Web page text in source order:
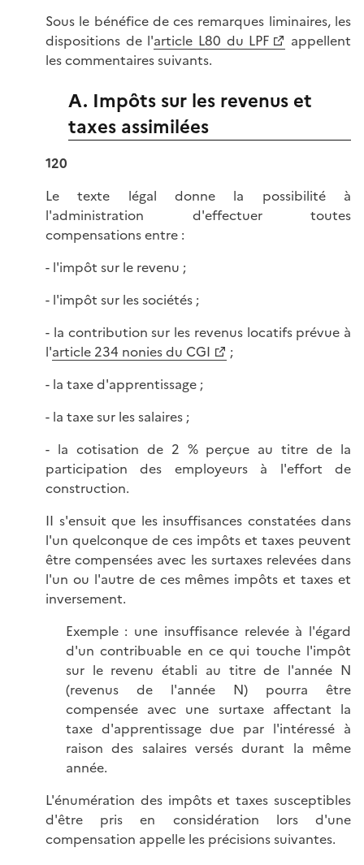
Sous le bénéfice de ces remarques liminaires, les
dispositions de l'article L80 du LPF
appellent
les commentaires suivants.
A. Impôts sur les revenus et
taxes assimilées
120
Le texte légal donne la possibilité à
l'administration d'effectuer toutes
compensations entre :
- l'impôt sur le revenu ;
- l'impôt sur les sociétés ;
- la contribution sur les revenus locatifs prévue à
l'article 234 nonies du CGI
;
- la taxe d'apprentissage ;
- la taxe sur les salaires ;
- la cotisation de 2 % perçue au titre de la
participation des employeurs à l'effort de
construction.
II s'ensuit que les insuffisances constatées dans
l'un quelconque de ces impôts et taxes peuvent
être compensées avec les surtaxes relevées dans
l'un ou l'autre de ces mêmes impôts et taxes et
inversement.
Exemple : une insuffisance relevée à l'égard
d'un contribuable en ce qui touche l'impôt
sur le revenu établi au titre de l'année N
(revenus de l'année N) pourra être
compensée avec une surtaxe affectant la
taxe d'apprentissage due par l'intéressé à
raison des salaires versés durant la même
année.
L'énumération des impôts et taxes susceptibles
d'être pris en considération lors d'une
compensation appelle les précisions suivantes.